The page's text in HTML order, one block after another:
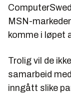
MSN-
komme i løpet
Trolig vil de
samarbeid
inngått slike